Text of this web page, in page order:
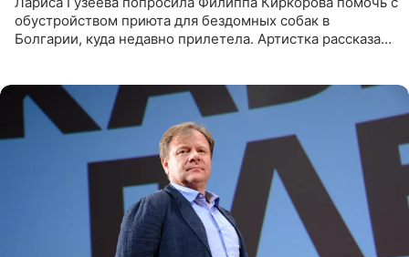
обустройством приюта для бездомных собак в
Болгарии, куда недавно прилетела. Артистка рассказала